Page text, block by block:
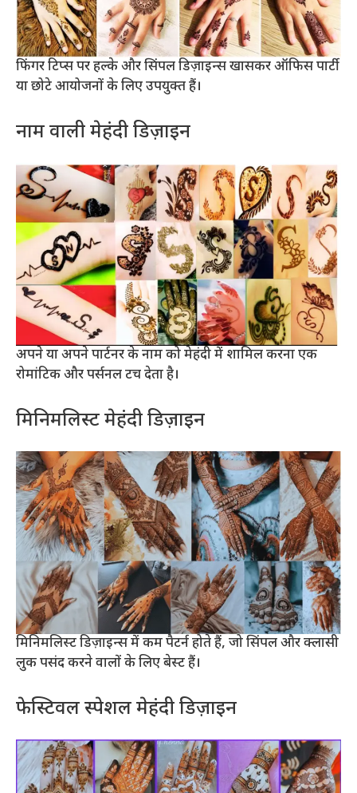
फिंगर टिप्स पर हल्के और सिंपल डिज़ाइन्स खासकर ऑफिस पार्टी
या छोटे आयोजनों के लिए उपयुक्त हैं।
नाम वाली मेहंदी डिज़ाइन
अपने या अपने पार्टनर के नाम को मेहंदी में शामिल करना एक
रोमांटिक और पर्सनल टच देता है।
मिनिमलिस्ट मेहंदी डिज़ाइन
मिनिमलिस्ट डिज़ाइन्स में कम पैटर्न होते हैं, जो सिंपल और क्लासी
लुक पसंद करने वालों के लिए बेस्ट हैं।
फेस्टिवल स्पेशल मेहंदी डिज़ाइन